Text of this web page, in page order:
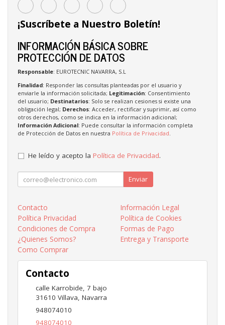
¡Suscríbete a Nuestro Boletín!
INFORMACIÓN BÁSICA SOBRE
PROTECCIÓN DE DATOS
Responsable: EUROTECNIC NAVARRA, S.L
Finalidad: Responder las consultas planteadas por el usuario y
enviarle la información solicitada; Legitimación: Consentimiento
del usuario; Destinatarios: Solo se realizan cesiones si existe una
obligación legal; Derechos: Acceder, rectificar y suprimir, así como
otros derechos, como se indica en la información adicional;
Información Adicional: Puede consultar la información completa
de Protección de Datos en nuestra Política de Privacidad
He leído y acepto la Política de Privacidad.
Enviar
Contacto
Información Legal
Política Privacidad
Política de Cookies
Condiciones de Compra
Formas de Pago
¿Quienes Somos?
Entrega y Transporte
Como Comprar
Contacto
calle Karrobide, 7 bajo
31610 Villava, Navarra
948074010
948074010